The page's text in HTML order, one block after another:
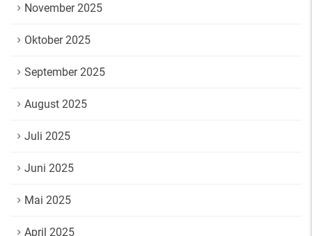
November 2025
Oktober 2025
September 2025
August 2025
Juli 2025
Juni 2025
Mai 2025
April 2025